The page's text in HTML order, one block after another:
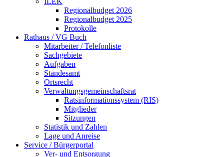
Regionalbudget 2026
Regionalbudget 2025
Protokolle
Rathaus / VG Buch
Mitarbeiter / Telefonliste
Sachgebiete
Aufgaben
Standesamt
Ortsrecht
Verwaltungsgemeinschaftsrat
Ratsinformationssystem (RIS)
Mitglieder
Sitzungen
Statistik und Zahlen
Lage und Anreise
Service / Bürgerportal
Ver- und Entsorgung